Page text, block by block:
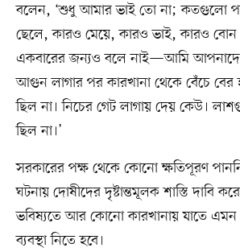
বলেন, ‘শুধু আমার ভাই তো না; কতগুলো
ছেলে, কারও মেয়ে, কারও ভাই, কারও বোন
একবারের জন্যও বলে নাই—আমি
আগুন লাগার পর কারখানা থেকে বেঁচে
ছিল না। নিচের গেট লাগায় দেয় কেউ।
ছিল না।’
সরকারের পক্ষ থেকে কোনো ক্ষতিপূরণ
ঘটনায় দোষীদের দৃষ্টান্তমূলক শাস্তি দাবি
ভবিষ্যতে আর কোনো কারখানায় যাতে এমন
ব্যবস্থা নিতে হবে।